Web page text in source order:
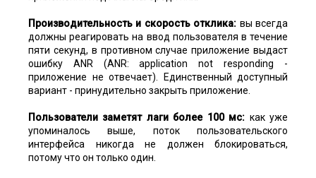
Производительность и скорость отклика: вы всегда
должны реагировать на ввод пользователя в течение
пяти секунд, в противном случае приложение выдаст
ошибку ANR (ANR: application not responding -
приложение не отвечает). Единственный доступный
вариант - принудительно закрыть приложение.
Пользователи заметят лаги более 100 мс: как уже
упоминалось выше, поток пользовательского
интерфейса никогда не должен блокироваться,
потому что он только один.